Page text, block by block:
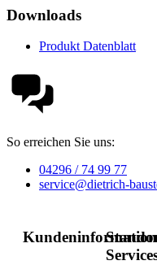
Downloads
Produkt Datenblatt
So erreichen Sie uns:
04296 / 74 99 77
service@dietrich-
Kundeninformation